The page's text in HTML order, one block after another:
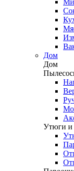
Дом
Дом
Утюги и